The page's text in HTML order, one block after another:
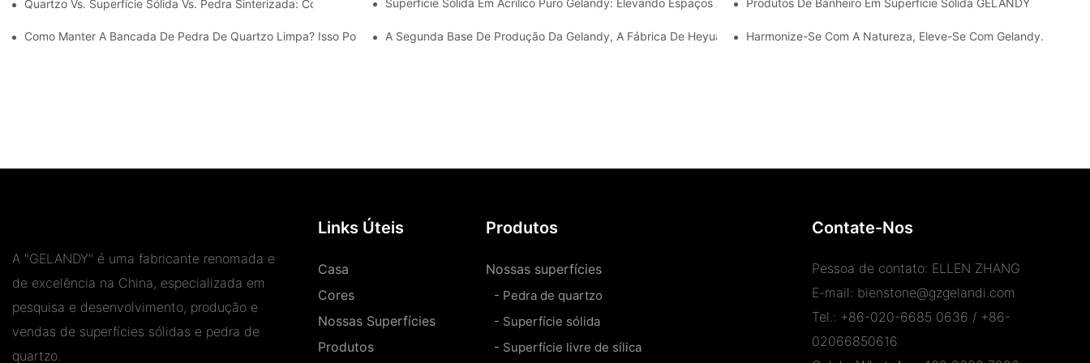
Quartzo Vs. Superfície Sólida Vs. Pedra Sinterizada: Comparação De Desempenho, Design, Fabricação E Custo
Como Manter A Bancada De Pedra De Quartzo Limpa? Isso Pode Deixar Sua Casa Com Aparência De Nova.A Segunda Base De Produção Da Gelandy, A Fábrica De Heyuan, Lançou As Bases Para A Ampliação Da Capacidade Produtiva!
Harmonize-Se Com A Natureza, Eleve-Se Com Gelandy.
A "GELANDY" é uma fabricante renomada e
de excelência na China, especializada em
pesquisa e desenvolvimento, produção e
vendas de superfícies sólidas e pedra de
quartzo.
Links Úteis
Casa
Cores
Nossas Superfícies
Produtos
Produtos
Nossas superfícies
- Pedra de quartzo
- Superfície sólida
- Superfície livre de sílica
Contate-Nos
Pessoa de contato: ELLEN ZHANG
E-mail: bienstone@gzgelandi.com
Tel.: +86-020-6685 0636 / +86-
02066850616